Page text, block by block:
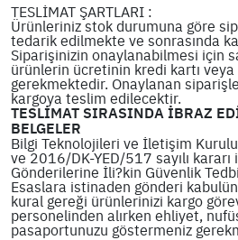
TESLİMAT ŞARTLARI :
Ürünleriniz stok durumuna göre
tedarik edilmekte ve sonrasında
Siparişinizin onaylanabilmesi için
ürünlerin ücretinin kredi kartı
gerekmektedir. Onaylanan
kargoya teslim edilecektir.
TESLİMAT SIRASINDA İBRAZ
BELGELER
Bilgi Teknolojileri ve İletişim
ve 2016/DK-YED/517 sayılı
Gönderilerine İli?kin Güvenlik
Esaslara istinaden gönderi
kural gereği ürünlerinizi kargo
personelinden alırken ehliyet,
pasaportunuzu göstermeniz